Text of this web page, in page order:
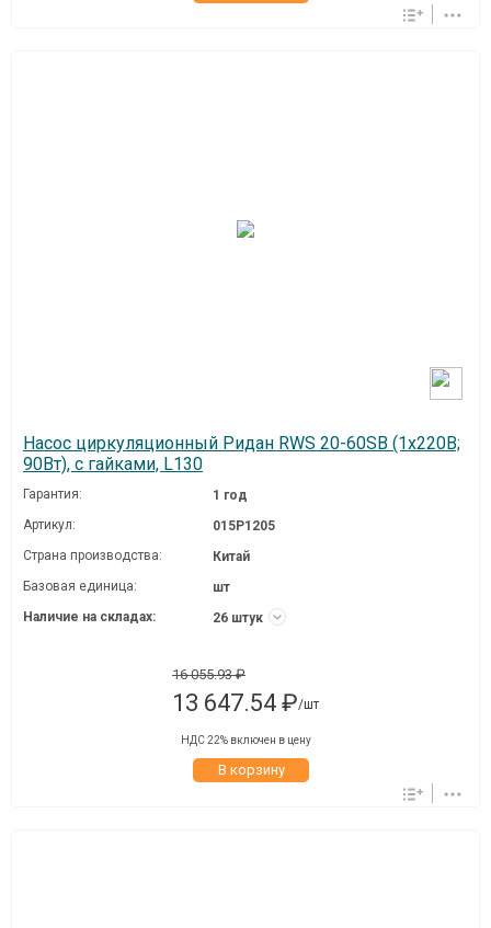
Насос циркуляционный Ридан RWS 20-60SB (1х220В;
90Вт), с гайками, L130
Гарантия:
1 год
Артикул:
015P1205
Страна производства:
Китай
Базовая единица:
шт
Наличие на складах:
26 штук
16 055.93 ₽
13 647.54 ₽/шт
НДС 22% включен в цену
В корзину